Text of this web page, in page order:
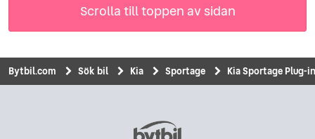
Scrolla till toppen av sidan
Bytbil.com Sök bil Kia Sportage Kia Sportage Plug-